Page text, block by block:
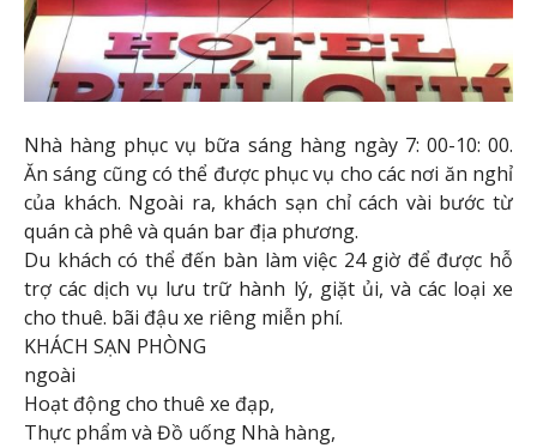
Nhà hàng phục vụ bữa sáng hàng ngày 7: 00-10: 00.
Ăn sáng cũng có thể được phục vụ cho các nơi ăn nghỉ
của khách. Ngoài ra, khách sạn chỉ cách vài bước từ
quán cà phê và quán bar địa phương.
Du khách có thể đến bàn làm việc 24 giờ để được hỗ
trợ các dịch vụ lưu trữ hành lý, giặt ủi, và các loại xe
cho thuê. bãi đậu xe riêng miễn phí.
KHÁCH SẠN PHÒNG
ngoài
Hoạt động cho thuê xe đạp,
Thực phẩm và Đồ uống Nhà hàng,